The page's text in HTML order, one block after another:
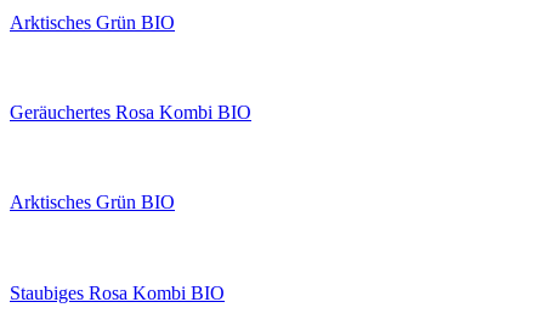
Arktisches Grün BIO
Geräuchertes Rosa Kombi BIO
Arktisches Grün BIO
Staubiges Rosa Kombi BIO